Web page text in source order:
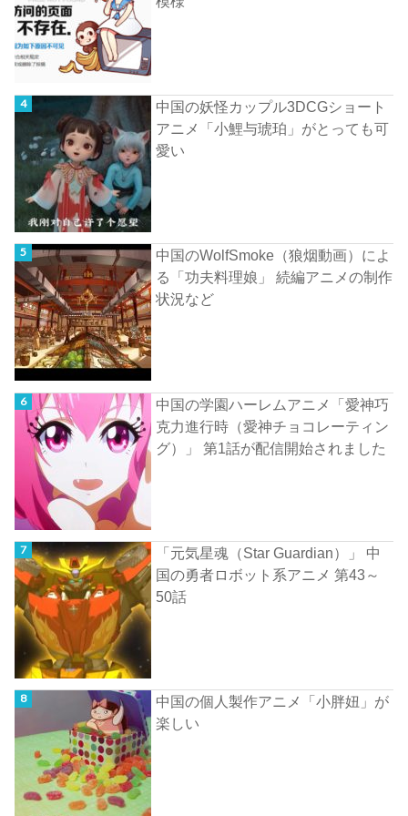
中国の妖怪カップル3DCGショート
アニメ「小鯉与琥珀」がとっても可
愛い
中国のWolfSmoke（狼烟動画）によ
る「功夫料理娘」 続編アニメの制作
状況など
中国の学園ハーレムアニメ「愛神巧
克力進行時（愛神チョコレーティン
グ）」 第1話が配信開始されました
「元気星魂（Star Guardian）」 中
国の勇者ロボット系アニメ 第43～
50話
中国の個人製作アニメ「小胖妞」が
楽しい